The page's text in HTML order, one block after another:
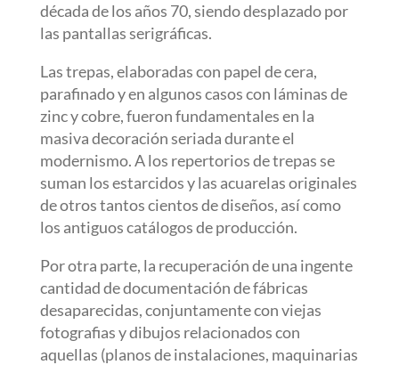
década de los años 70, siendo desplazado por
las pantallas serigráficas.
Las trepas, elaboradas con papel de cera,
parafinado y en algunos casos con láminas de
zinc y cobre, fueron fundamentales en la
masiva decoración seriada durante el
modernismo. A los repertorios de trepas se
suman los estarcidos y las acuarelas originales
de otros tantos cientos de diseños, así como
los antiguos catálogos de producción.
Por otra parte, la recuperación de una ingente
cantidad de documentación de fábricas
desaparecidas, conjuntamente con viejas
fotografias y dibujos relacionados con
aquellas (planos de instalaciones, maquinarias